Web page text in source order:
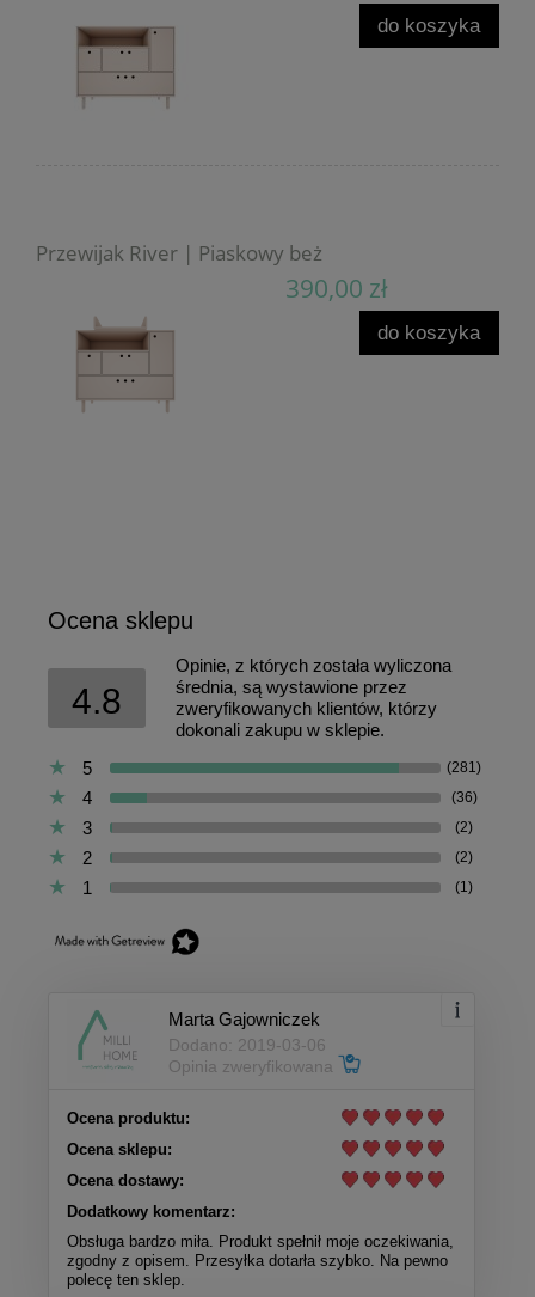
do koszyka
Przewijak River | Piaskowy beż
390,00 zł
do koszyka
Ocena sklepu
4.8
Opinie, z których została wyliczona
średnia, są wystawione przez
zweryfikowanych klientów, którzy
dokonali zakupu w sklepie.
5
(281)
4 (36)
3 (2)
2 (2)
1 (1)
Marta Gajowniczek
Dodano: 2019-03-06
Opinia zweryfikowana
Ocena produktu:
Ocena sklepu:
Ocena dostawy:
Dodatkowy komentarz:
Obsługa bardzo miła. Produkt spełnił moje oczekiwania,
zgodny z opisem. Przesyłka dotarła szybko. Na pewno
polecę ten sklep.